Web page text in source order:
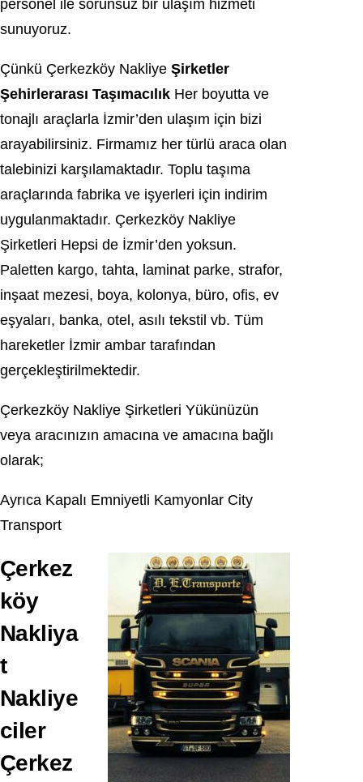
personel ile sorunsuz bir ulaşım hizmeti
sunuyoruz.
Çünkü Çerkezköy Nakliye Şirketler
Şehirlerarası Taşımacılık Her boyutta ve
tonajlı araçlarla İzmir’den ulaşım için bizi
arayabilirsiniz. Firmamız her türlü araca olan
talebinizi karşılamaktadır. Toplu taşıma
araçlarında fabrika ve işyerleri için indirim
uygulanmaktadır. Çerkezköy Nakliye
Şirketleri Hepsi de İzmir’den yoksun.
Paletten kargo, tahta, laminat parke, strafor,
inşaat mezesi, boya, kolonya, büro, ofis, ev
eşyaları, banka, otel, asılı tekstil vb. Tüm
hareketler İzmir ambar tarafından
gerçekleştirilmektedir.
Çerkezköy Nakliye Şirketleri Yükünüzün
veya aracınızın amacına ve amacına bağlı
olarak;
Ayrıca Kapalı Emniyetli Kamyonlar City
Transport
Çerkez
köy
Nakliya
t
Nakliye
ciler
Çerkez